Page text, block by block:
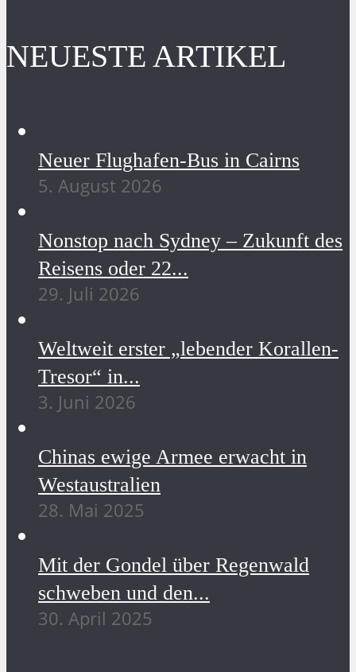
NEUESTE ARTIKEL
Neuer Flughafen-Bus in Cairns
5. August 2026
Nonstop nach Sydney – Zukunft des
Reisens oder 22...
29. Juli 2026
Weltweit erster „lebender Korallen-
Tresor“ in...
3. Juni 2026
Chinas ewige Armee erwacht in
Westaustralien
28. Mai 2025
Mit der Gondel über Regenwald
schweben und den...
30. April 2025